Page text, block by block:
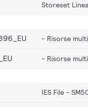
Storeset
Risorse
Risorse
IES File -